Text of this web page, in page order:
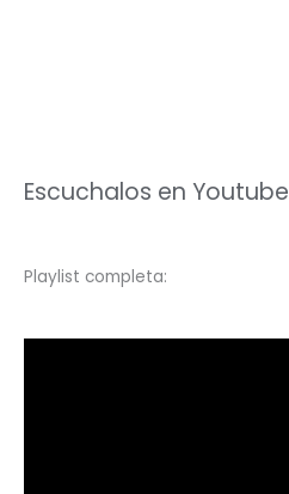
Escuchalos en Youtube
Playlist completa: